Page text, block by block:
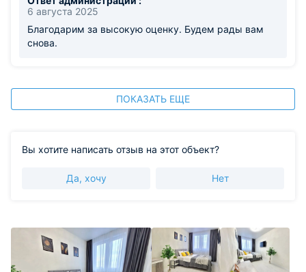
6 августа 2025
Благодарим за высокую оценку. Будем рады вам
снова.
ПОКАЗАТЬ ЕЩЕ
Вы хотите написать отзыв на этот объект?
Да, хочу Нет